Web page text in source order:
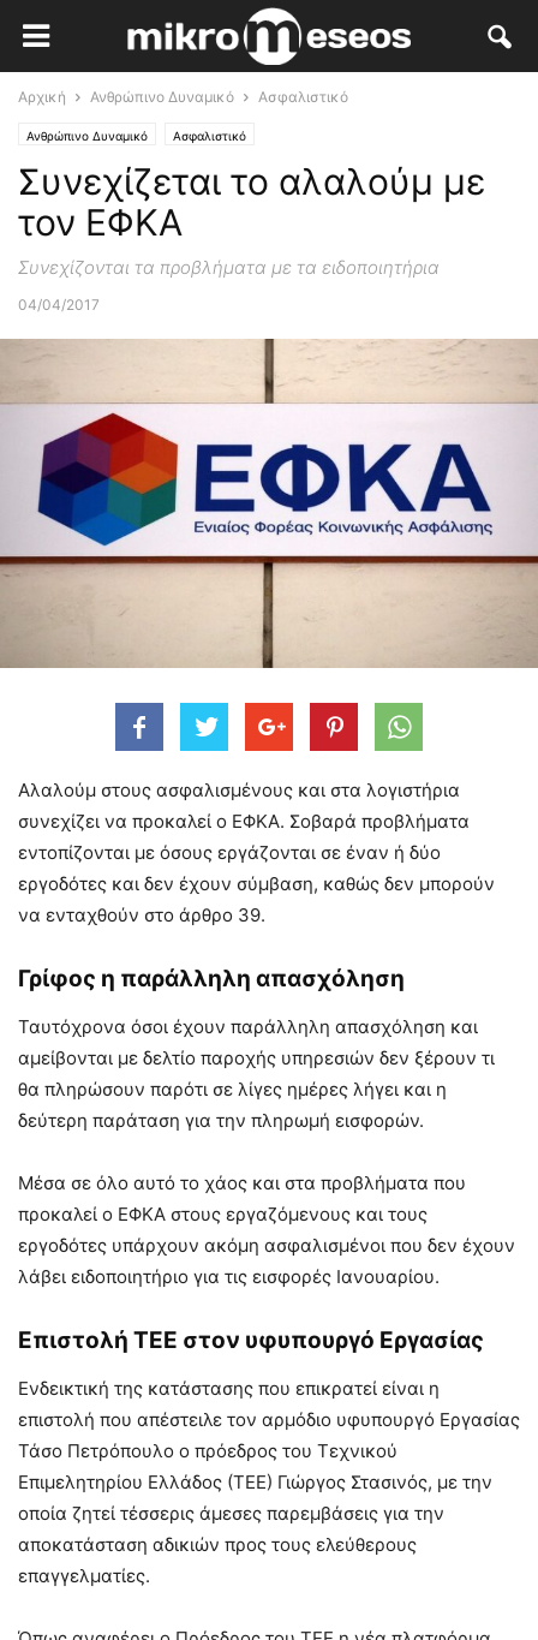
Αρχική Ανθρώπινο Δυναμικό Ασφαλιστικό
Ανθρώπινο Δυναμικό Ασφαλιστικό
Συνεχίζεται το αλαλούμ με
τον ΕΦΚΑ
Συνεχίζονται τα προβλήματα με τα ειδοποιητήρια
04/04/2017
Αλαλούμ στους ασφαλισμένους και στα λογιστήρια
συνεχίζει να προκαλεί ο ΕΦΚΑ. Σοβαρά προβλήματα
εντοπίζονται με όσους εργάζονται σε έναν ή δύο
εργοδότες και δεν έχουν σύμβαση, καθώς δεν μπορούν
να ενταχθούν στο άρθρο 39.
Γρίφος η παράλληλη απασχόληση
Ταυτόχρονα όσοι έχουν παράλληλη απασχόληση και
αμείβονται με δελτίο παροχής υπηρεσιών δεν ξέρουν τι
θα πληρώσουν παρότι σε λίγες ημέρες λήγει και η
δεύτερη παράταση για την πληρωμή εισφορών.
Μέσα σε όλο αυτό το χάος και στα προβλήματα που
προκαλεί ο ΕΦΚΑ στους εργαζόμενους και τους
εργοδότες υπάρχουν ακόμη ασφαλισμένοι που δεν έχουν
λάβει ειδοποιητήριο για τις εισφορές Ιανουαρίου.
Επιστολή ΤΕΕ στον υφυπουργό Εργασίας
Ενδεικτική της κατάστασης που επικρατεί είναι η
επιστολή που απέστειλε τον αρμόδιο υφυπουργό Εργασίας
Τάσο Πετρόπουλο ο πρόεδρος του Τεχνικού
Επιμελητηρίου Ελλάδος (ΤΕΕ) Γιώργος Στασινός, με την
οποία ζητεί τέσσερις άμεσες παρεμβάσεις για την
αποκατάσταση αδικιών προς τους ελεύθερους
επαγγελματίες.